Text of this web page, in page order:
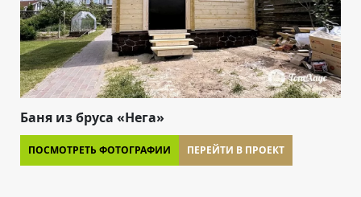
Баня из бруса «Нега»
ПОСМОТРЕТЬ ФОТОГРАФИИ ПЕРЕЙТИ В ПРОЕКТ